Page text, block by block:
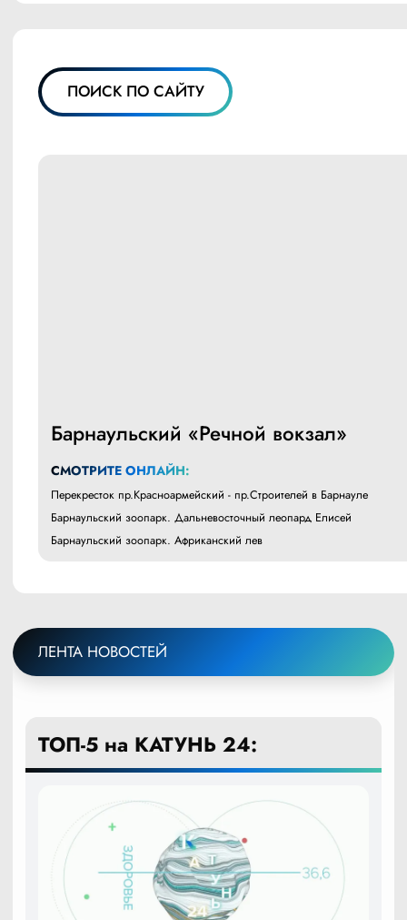
ПОИСК ПО САЙТУ
Барнаульский «Речной вокзал»
СМОТРИТЕ ОНЛАЙН:
Перекресток пр.Красноармейский - пр.Строителей в Барнауле
Барнаульский зоопарк. Дальневосточный леопард Елисей
Барнаульский зоопарк. Африканский лев
ЛЕНТА НОВОСТЕЙ
ТОП-5 на КАТУНЬ 24: